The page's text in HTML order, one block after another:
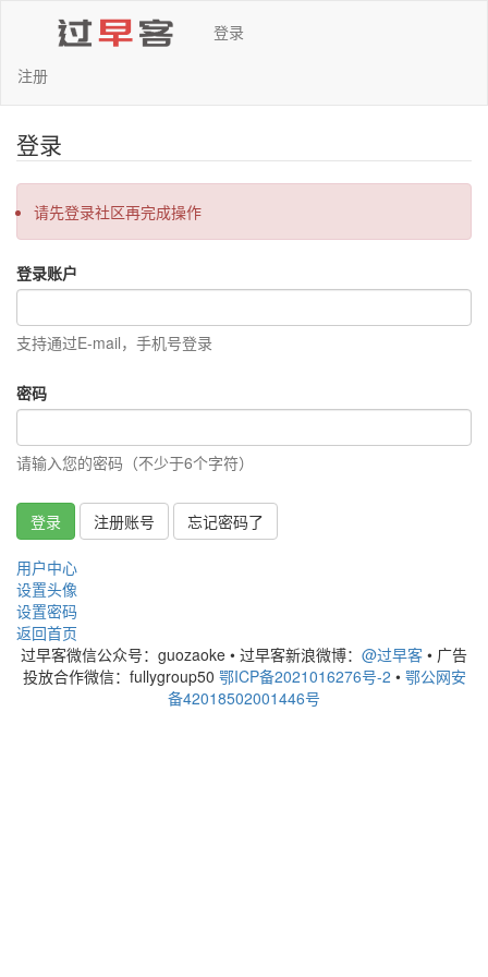
登录
注册
登录
请先登录社区再完成操作
登录账户
支持通过E-mail，手机号登录
密码
请输入您的密码（不少于6个字符）
登录 注册账号 忘记密码了
用户中心
设置头像
设置密码
返回首页
过早客微信公众号：guozaoke • 过早客新浪微博： @过早客 • 广告
投放合作微信：fullygroup50 鄂ICP备2021016276号-2 • 鄂公网安
备42018502001446号